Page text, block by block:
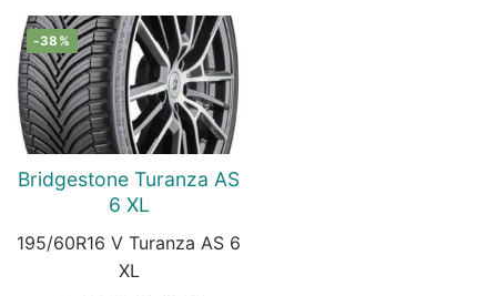
-38%
Bridgestone Turanza AS
6 XL
195/60R16 V Turanza AS 6
XL